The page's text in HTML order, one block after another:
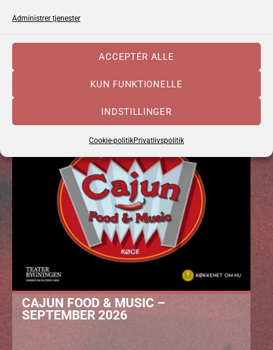
Administrer tjenester
ACCEPTÉR ALLE
KUN FUNKTIONELLE
INDSTILLINGER
Cookie-politikPrivatlivspolitik
DØRENE ÅBNER:
CAJUN FOOD & MUSIC –
SEPTEMBER 2026